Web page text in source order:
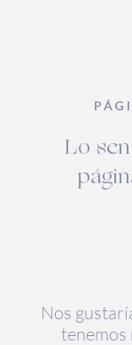
Lo
Nos
tenemos